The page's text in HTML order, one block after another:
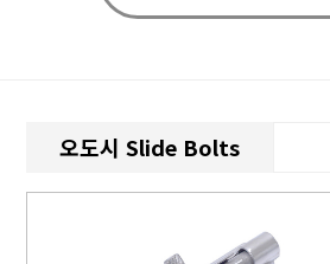
오도시 Slide Bolts